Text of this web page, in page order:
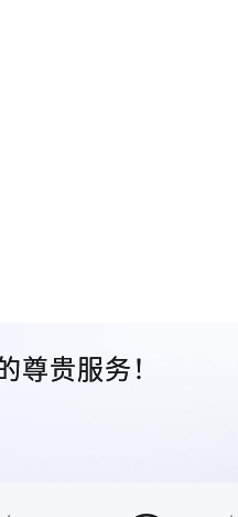
贵服务！